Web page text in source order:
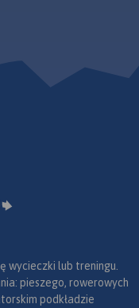
wycieczki lub treningu.
pieszego, rowerowych
podkładzie